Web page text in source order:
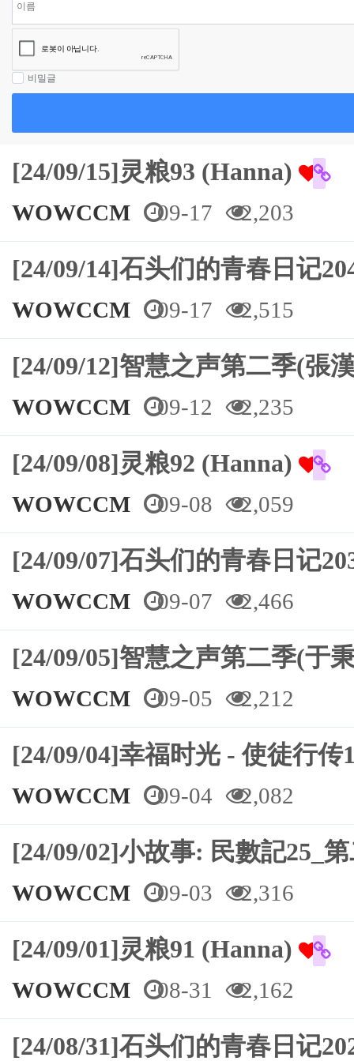
비밀글
[24/09/15]灵粮93 (Hanna)
WOWCCM 09-17 2,203
[24/09/14]石头们的青春日记
WOWCCM 09-17 2,515
[24/09/12]智慧之声第二季(張
WOWCCM 09-12 2,235
[24/09/08]灵粮92 (Hanna)
WOWCCM 09-08 2,059
[24/09/07]石头们的青春日记
WOWCCM 09-07 2,466
[24/09/05]智慧之声第二季(于
WOWCCM 09-05 2,212
[24/09/04]幸福时光 - 使徒行
WOWCCM 09-04 2,082
[24/09/02]⼩故事: 民數記25_
WOWCCM 09-03 2,316
[24/09/01]灵粮91 (Hanna)
WOWCCM 08-31 2,162
[24/08/31]石头们的青春日记